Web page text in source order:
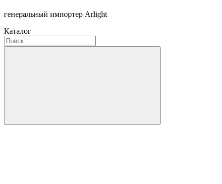
генеральный импортер Arlight
Каталог